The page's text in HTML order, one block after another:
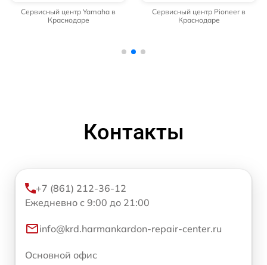
Сервисный центр Yamaha в
Краснодаре
Сервисный центр Pioneer в
Краснодаре
Контакты
+7 (861) 212-36-12
Ежедневно с 9:00 до 21:00
info@krd.harmankardon-repair-center.ru
Основной офис